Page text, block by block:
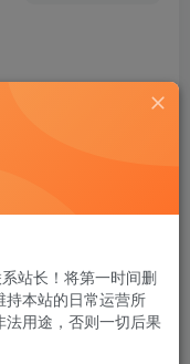
，登录主机后，找
析成功的域名访问
站长！将第一时间删
本站的日常运营所
用途，否则一切后果